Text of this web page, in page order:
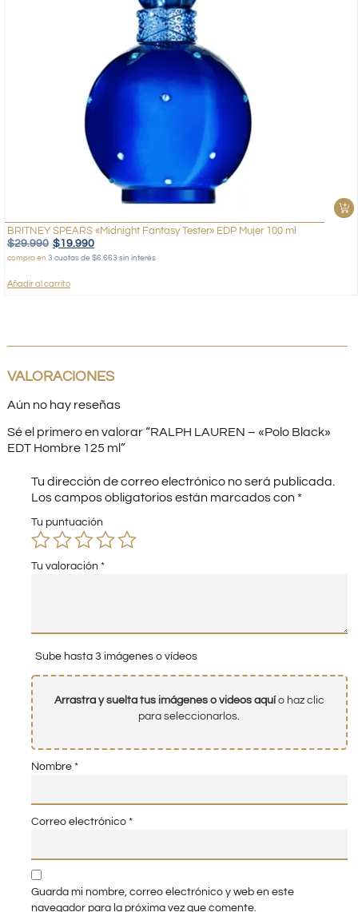
BRITNEY SPEARS «Midnight Fantasy Tester» EDP Mujer 100 ml
$29.990 $19.990
compra en 3 cuotas de $6.663 sin interés
Añadir al carrito
VALORACIONES
Aún no hay reseñas
Sé el primero en valorar “RALPH LAUREN – «Polo Black»
EDT Hombre 125 ml”
Tu dirección de correo electrónico no será publicada.
Los campos obligatorios están marcados con *
Tu puntuación
Tu valoración *
Sube hasta 3 imágenes o vídeos
Arrastra y suelta tus imágenes o videos aquío haz clic
para seleccionarlos.
Nombre *
Correo electrónico *
Guarda mi nombre, correo electrónico y web en este
navegador para la próxima vez que comente.